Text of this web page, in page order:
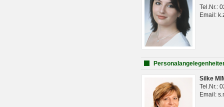
Tel.Nr.:
Email:
Silke
Tel.Nr.:
Email: